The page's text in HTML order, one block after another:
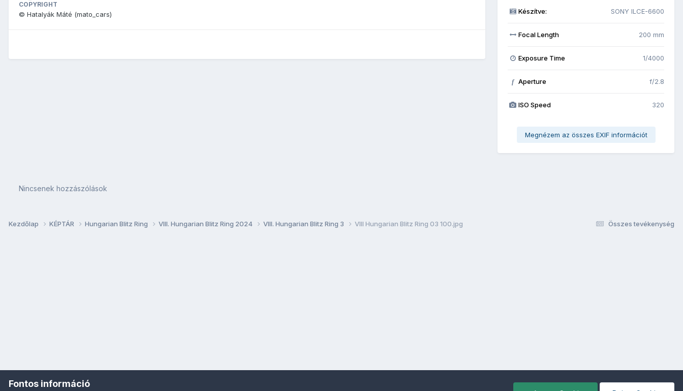
COPYRIGHT
© Hatalyák Máté (mato_cars) Készítve: SONY ILCE-6600
Focal Length 200 mm
Exposure Time 1/4000
f Aperture f/2.8
ISO Speed 320
Megnézem az összes EXIF információt
Nincsenek hozzászólások
Összes tevékenység
Kezdőlap KÉPTÁR Hungarian Blitz Ring VIII. Hungarian Blitz Ring 2024 VIII. Hungarian Blitz Ring 3 VIII Hungarian Blitz Ring 03 100.jpg
Fontos információ